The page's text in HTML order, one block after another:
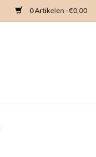
0 Artikelen - €0,00